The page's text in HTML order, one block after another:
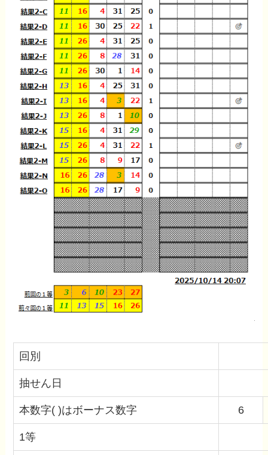
回別
抽せん日
本数字( )はボーナス数字 6
1等